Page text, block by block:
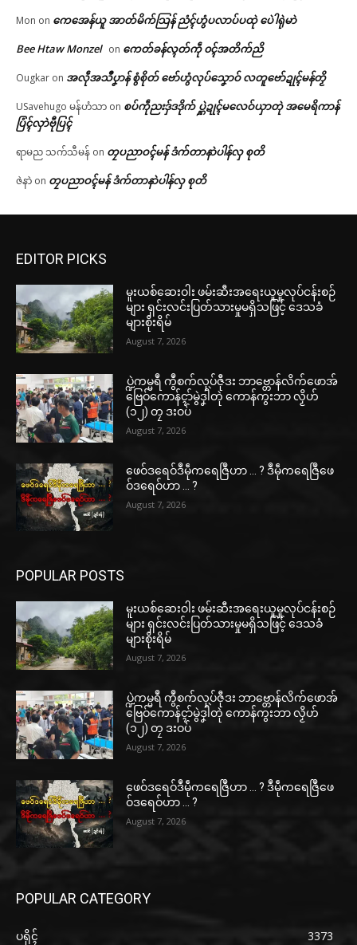
Mon on ကေအေန်ယူ အာတ်မိက်သြန် ညံၚ်ဟွံပလာပ်ပထုဲ ပေဲါရုဲမာဲ
Bee Htaw Monzel on ကေတ်ခန်လ္ၚတ်ကဵု ၀ၚ်အတိက်ညိ
Ougkar on အလဵုအသဳပၞာန် စွံစိုတ် ဗော်ဟွံလုပ်သၞောဝ် လတူဗော်ဍုၚ်မန်တၟိ
USavehugo မန်ဟံသာ on စပ်ကဵုညးဒှ်ဒဒိုက် ပ္ဋဲဍုၚ်မလေဝ်ယှာတုဲ အမေရိကာန်
ပြံၚ်လှာဲဗီုပြၚ်
ရာမည သက်သီမန် on တၠပညာဝၚ်မန် ဒံက်တာနာဲပါန်လှ စုတိ
ဇဲနာဲ on တၠပညာဝၚ်မန် ဒံက်တာနာဲပါန်လှ စုတိ
EDITOR PICKS
မူးယစ်ဆေးဝါး ဖမ်းဆီးအရေးယူမှုလုပ်ငန်းစဉ်
များ ရှင်းလင်းပြတ်သားမှုမရှိသဖြင့် ဒေသခံ
များစိုးရိမ်
August 7, 2026
ပ္ဍဲကမ္မရဳ ကွဳစက်လုပ်ဇီုဒး ဘာဗ္တောန်လိက်ဖောအ်
ဗြေဝ်ကောန်ၚာ်မွဲဒၞါဲတုဲ ကောန်ကွးဘာ လၟိဟ်
(၁၂) တၠ ဒးဝပ်
August 7, 2026
ဖေဝ်ဒရေဝ်ဒဳမဵုကရေဇြဳဟာ … ? ဒဳမဵုကရေဇြဳဖေ
ဝ်ဒရေဝ်ဟာ … ?
August 7, 2026
POPULAR POSTS
မူးယစ်ဆေးဝါး ဖမ်းဆီးအရေးယူမှုလုပ်ငန်းစဉ်
များ ရှင်းလင်းပြတ်သားမှုမရှိသဖြင့် ဒေသခံ
များစိုးရိမ်
August 7, 2026
ပ္ဍဲကမ္မရဳ ကွဳစက်လုပ်ဇီုဒး ဘာဗ္တောန်လိက်ဖောအ်
ဗြေဝ်ကောန်ၚာ်မွဲဒၞါဲတုဲ ကောန်ကွးဘာ လၟိဟ်
(၁၂) တၠ ဒးဝပ်
August 7, 2026
ဖေဝ်ဒရေဝ်ဒဳမဵုကရေဇြဳဟာ … ? ဒဳမဵုကရေဇြဳဖေ
ဝ်ဒရေဝ်ဟာ … ?
August 7, 2026
POPULAR CATEGORY
ပရိုၚ်
3373